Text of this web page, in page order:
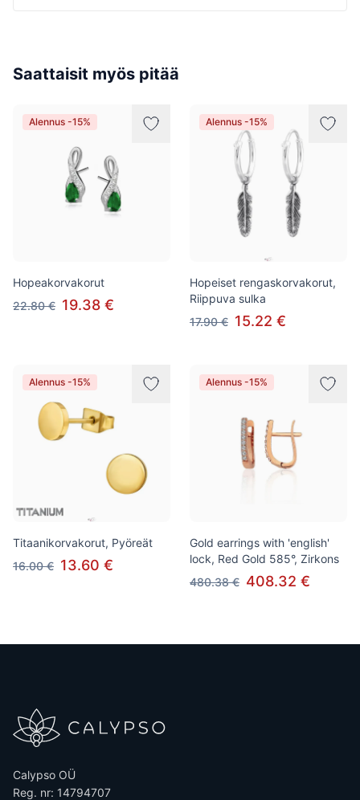
Saattaisit myös pitää
Alennus -15%
Hopeakorvakorut
22.80 € 19.38 €
Alennus -15%
Hopeiset rengaskorvakorut,
Riippuva sulka
17.90 € 15.22 €
Alennus -15%
Titaanikorvakorut, Pyöreät
16.00 € 13.60 €
Alennus -15%
Gold earrings with 'english'
lock, Red Gold 585°, Zirkons
480.38 € 408.32 €
Calypso OÜ
Reg. nr: 14794707